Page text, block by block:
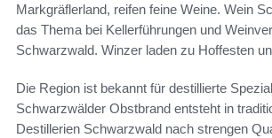
Markgräflerland, reifen feine Weine. Wein
das Thema bei Kellerführungen und
Schwarzwald. Winzer laden zu Hoffesten
Die Region ist bekannt für destillierte
Schwarzwälder Obstbrand entsteht in
Destillerien Schwarzwald nach strengen